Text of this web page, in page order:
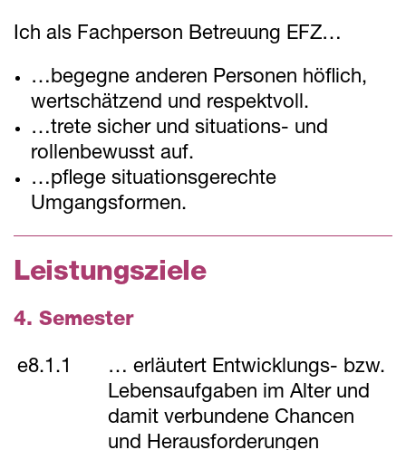
Ich als Fachperson Betreuung EFZ…
…begegne anderen Personen höflich,
wertschätzend und respektvoll.
…trete sicher und situations- und
rollenbewusst auf.
…pflege situationsgerechte
Umgangsformen.
Leistungsziele
4. Semester
e8.1.1
… erläutert Entwicklungs- bzw.
Lebensaufgaben im Alter und
damit verbundene Chancen
und Herausforderungen